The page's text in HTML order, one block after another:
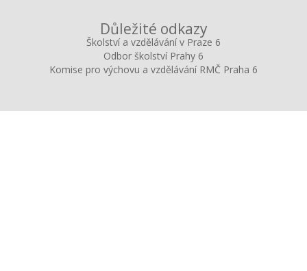
Důležité odkazy
Školství a vzdělávání v Praze 6
Odbor školství Prahy 6
Komise pro výchovu a vzdělávání RMČ Praha 6